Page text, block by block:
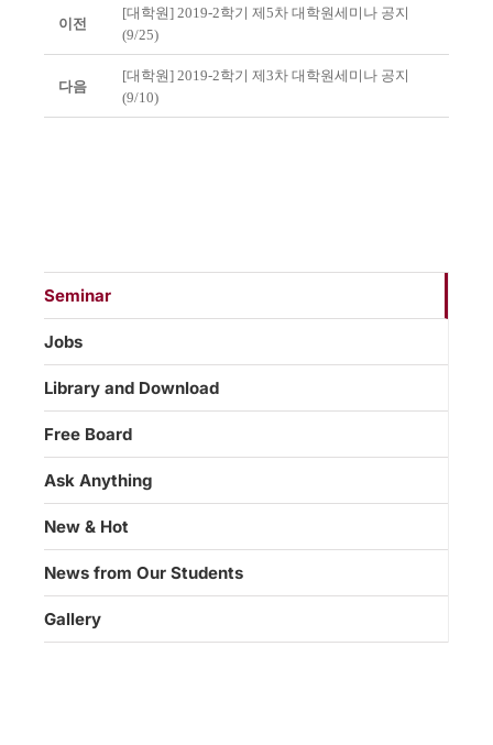
이전
[대학원] 2019-2학기 제5차 대학원세미나 공지
(9/25)
다음
[대학원] 2019-2학기 제3차 대학원세미나 공지
(9/10)
Seminar
Jobs
Library and Download
Free Board
Ask Anything
New & Hot
News from Our Students
Gallery